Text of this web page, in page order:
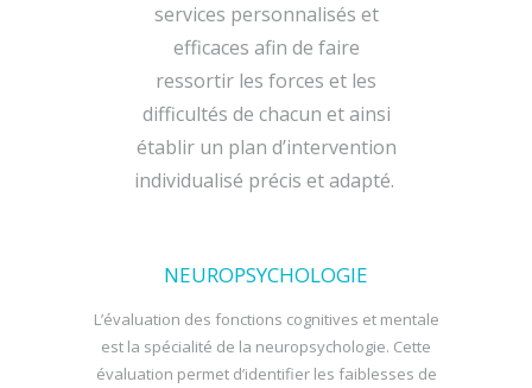
services personnalisés et
efficaces afin de faire
ressortir les forces et les
difficultés de chacun et ainsi
établir un plan d’intervention
individualisé précis et adapté.
NEUROPSYCHOLOGIE
L’évaluation des fonctions cognitives et mentale
est la spécialité de la neuropsychologie. Cette
évaluation permet d’identifier les faiblesses de